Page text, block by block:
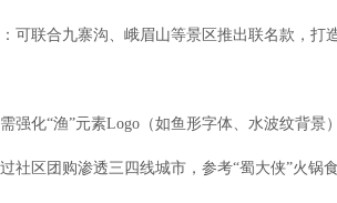
可联合九寨沟、峨眉山等景区推出联名款，打
强化“渔”元素Logo（如鱼形字体、水波纹背景
社区团购渗透三四线城市，参考“蜀大侠”火锅